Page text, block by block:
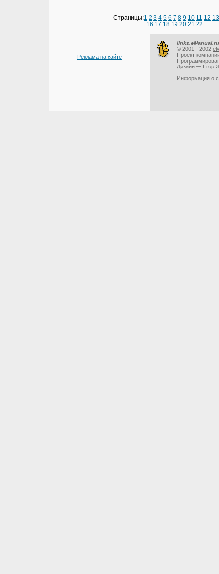
Страницы:1 2 3 4 5 6 7 8 9 10 11 12 13
16 17 18 19 20 21 22
Реклама на сайте
links.eManual.ru
© 2001—2002
Проект
Дизайн — Егор
Информация о